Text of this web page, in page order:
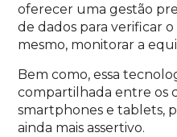
oferecer uma gestão
de dados para verificar
mesmo, monitorar a
Bem como, essa
compartilhada entre os
smartphones e tablets,
ainda mais assertivo.